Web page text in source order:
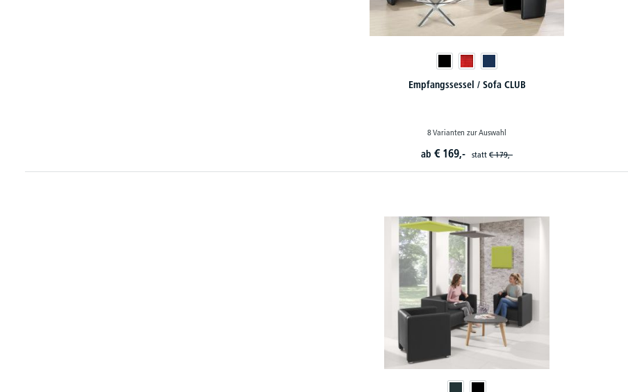
Empfangssessel / Sofa CLUB
8 Varianten zur Auswahl
ab € 169,- statt € 179,-